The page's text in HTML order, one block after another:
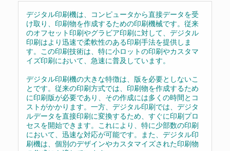
デジタル印刷機は、コンピュータから直接データを受
け取り、印刷物を作成するための印刷機械です。従来
のオフセット印刷やグラビア印刷に対して、デジタル
印刷はより迅速で柔軟性のある印刷手法を提供しま
す。この印刷技術は、特に小ロットの印刷やカスタマ
イズ印刷において、急速に普及しています。
デジタル印刷機の大きな特徴は、版を必要としないこ
とです。従来の印刷方式では、印刷物を作成するため
に印刷版が必要であり、その作成には多くの時間とコ
ストがかかります。一方、デジタル印刷では、デジタ
ルデータを直接印刷に変換するため、すぐに印刷プロ
セスを開始できます。これにより、特に少部数の印刷
において、迅速な対応が可能です。また、デジタル印
刷機は、個別のデザインやカスタマイズされた印刷物